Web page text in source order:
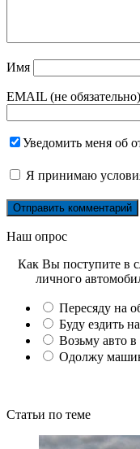
Имя
EMAIL (не обязательно)
Уведомить меня об
Я принимаю
Наш опрос
Как Вы поступите в
личного
Пересяду на
Буду ездить
Возьму авто в
Одолжу
Статьи по теме